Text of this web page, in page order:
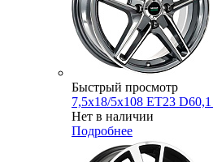
Быстрый просмотр
7,5x18/5x108 ET23
Нет в наличии
Подробнее